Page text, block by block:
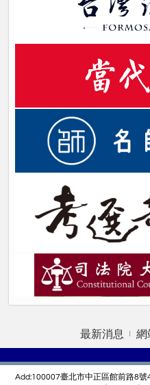
最新消息 網
Add:100007臺北市中正區館前路8